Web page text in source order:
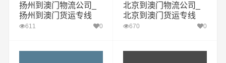
扬州到澳门物流公司_
扬州到澳门货运专线
611 0
北京到澳门物流公司_
北京到澳门货运专线
670 0